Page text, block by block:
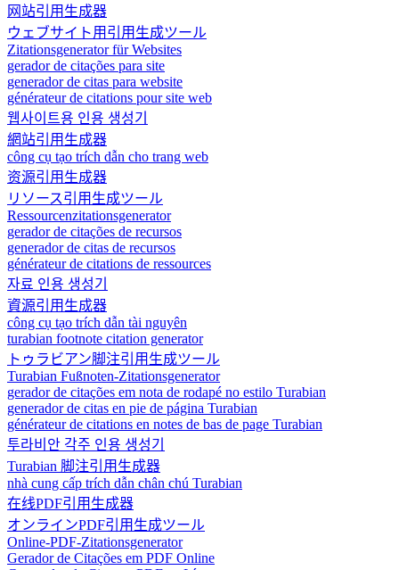
网站引用生成器
ウェブサイト用引用生成ツール
Zitationsgenerator für Websites
gerador de citações para site
generador de citas para website
générateur de citations pour site web
웹사이트용 인용 생성기
網站引用生成器
công cụ tạo trích dẫn cho trang web
资源引用生成器
リソース引用生成ツール
Ressourcenzitationsgenerator
gerador de citações de recursos
generador de citas de recursos
générateur de citations de ressources
자료 인용 생성기
資源引用生成器
công cụ tạo trích dẫn tài nguyên
turabian footnote citation generator
トゥラビアン脚注引用生成ツール
Turabian Fußnoten-Zitationsgenerator
gerador de citações em nota de rodapé no estilo Turabian
generador de citas en pie de página Turabian
générateur de citations en notes de bas de page Turabian
투라비안 각주 인용 생성기
Turabian 脚注引用生成器
nhà cung cấp trích dẫn chân chú Turabian
在线PDF引用生成器
オンラインPDF引用生成ツール
Online-PDF-Zitationsgenerator
Gerador de Citações em PDF Online